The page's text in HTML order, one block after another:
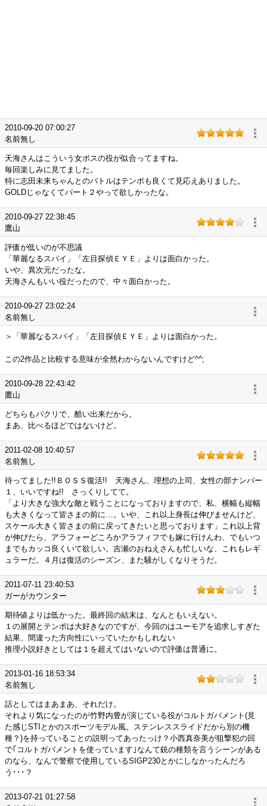
2010-09-20 07:00:27
名前無し
天海さんはこういう女ボスの役が似合ってますね。
毎回楽しみに見てました。
特に志田未来ちゃんとのバトルはテンポも良くて見応えありました。
GOLDじゃなくてパート２やって欲しかったな。
2010-09-27 22:38:45
鷹山
評価が低いのが不思議
「華麗なるスパイ」「左目探偵ＥＹＥ」よりは面白かった。
いや、異次元だったな。
天海さんもいい役だったので、中々面白かった。
2010-09-27 23:02:24
名前無し
＞「華麗なるスパイ」「左目探偵ＥＹＥ」よりは面白かった。
この2作品と比較する意味が全然わからないんですけど^^;
2010-09-28 22:43:42
鷹山
どちらもパクリで、酷い出来だから。
まあ、比べるほどではないけど。
2011-02-08 10:40:57
名前無し
待ってました!!ＢＯＳＳ復活!! 天海さん、理想の上司、女性の部ナンバー
１、いいですね!! さっくりしてて。
「より大きな強大な敵と戦うことになっておりますので、私、横幅も縦幅
も大きくなって皆さまの前に…。いや、これ以上身長は伸びませんけど、
スケール大きく皆さまの前に戻ってきたいと思っております」これ以上背
が伸びたら、アラフォーどころかアラフィフでも嫁に行けんわ、でもいつ
までもカッコ良くいて欲しい。吉瀬のおねえさんも忙しいな、これもレギ
ュラーだ。４月は復活のシーズン、また騒がしくなりそうだ。
2011-07-11 23:40:53
ガーがカウンター
期待値よりは低かった。最終回の結末は、なんともいえない。
１の展開とテンポは大好きなのですが、今回のはユーモアを追求しすぎた
結果、間違った方向性にいっていたかもしれない
推理小説好きとしては１を超えてはいないので評価は普通に。
2013-01-16 18:53:34
名前無し
話としてはまあまあ、それだけ。
それより気になったのが竹野内豊が演じている役がコルトガバメント(見
た感じSTIとかのスポーツモデル風。ステンレススライドだから別の機
種？)を持っていることの説明ってあったっけ？小西真奈美が狙撃犯の回
で｢コルトガバメントを使っています｣なんて銃の種類を言うシーンがある
のなら、なんで警察で使用しているSIGP230とかにしなかったんだろ
う･･･？
2013-07-21 01:27:58